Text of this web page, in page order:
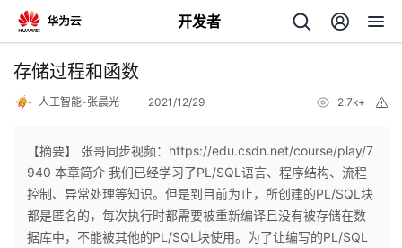
开发者
返
个
存储过程和函数
人工智能-张晨光 2021/12/29 2.7k+
【摘要】 张哥同步视频：https://edu.csdn.net/course/play/7
940 本章简介 我们已经学习了PL/SQL语言、程序结构、流程
控制、异常处理等知识。但是到目前为止，所创建的PL/SQL块
都是匿名的，每次执行时都需要被重新编译且没有被存储在数
据库中，不能被其他的PL/SQL块使用。为了让编写的PL/SQL